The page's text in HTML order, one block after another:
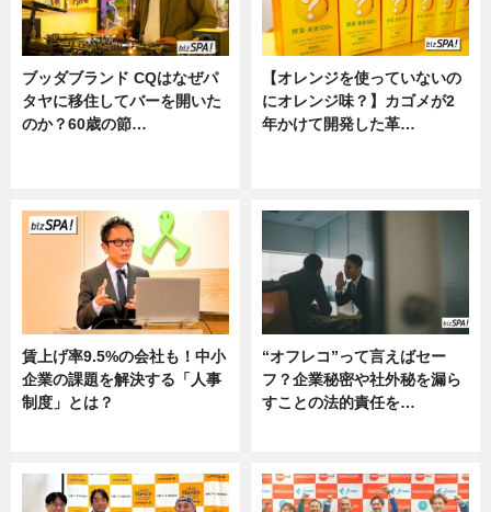
ブッダブランド CQはなぜパ
タヤに移住してバーを開いた
のか？60歳の節…
【オレンジを使っていないの
にオレンジ味？】カゴメが2
年かけて開発した革…
賃上げ率9.5%の会社も！中小
企業の課題を解決する「人事
制度」とは？
“オフレコ”って言えばセー
フ？企業秘密や社外秘を漏ら
すことの法的責任を…